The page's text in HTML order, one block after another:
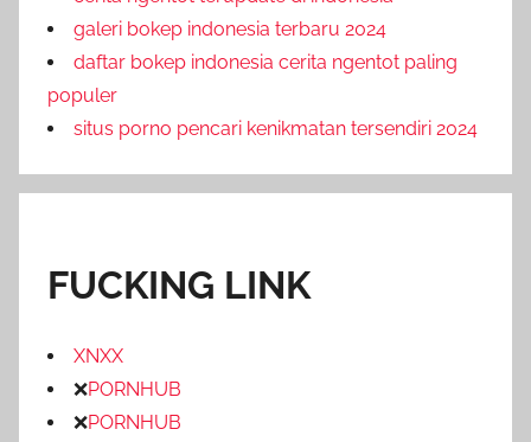
galeri bokep indonesia terbaru 2024
daftar bokep indonesia cerita ngentot paling
populer
situs porno pencari kenikmatan tersendiri 2024
FUCKING LINK
XNXX
❌PORNHUB
❌PORNHUB